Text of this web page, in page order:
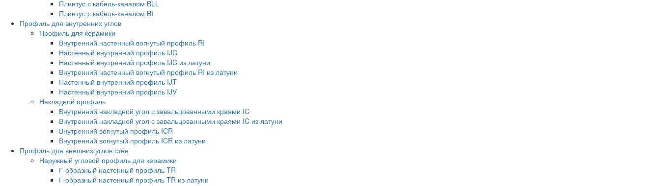
Плинтус с кабель-каналом BLL
Плинтус с кабель-каналом BI
Профиль для внутренних углов
Профиль для керамики
Внутренний настенный вогнутый профиль RI
Настенный внутренний профиль IJC
Настенный внутренний профиль IJC из латуни
Внутренний настенный вогнутый профиль RI из латуни
Настенный внутренний профиль IJT
Настенный внутренний профиль IJV
Накладной профиль
Внутренний накладной угол с завальцованными краями IC
Внутренний накладной угол с завальцованными краями IC из латуни
Внутренний вогнутый профиль ICR
Внутренний вогнутый профиль ICR из латуни
Профиль для внешних углов стен
Наружный угловой профиль для керамики
Г-образный настенный профиль TR
Г-образный настенный профиль TR из латуни